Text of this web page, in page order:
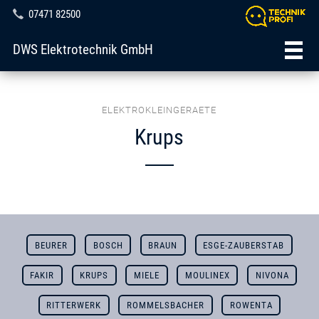
07471 82500
DWS Elektrotechnik GmbH
ELEKTROKLEINGERAETE
Krups
BEURER BOSCH BRAUN ESGE-ZAUBERSTAB
FAKIR KRUPS MIELE MOULINEX NIVONA
RITTERWERK ROMMELSBACHER ROWENTA